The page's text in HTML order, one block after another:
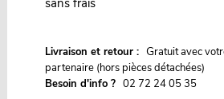
sans frais
Livraison et retour : Gratuit avec
partenaire (hors pièces détachées)
Besoin d'info ? 02 72 24 05 35